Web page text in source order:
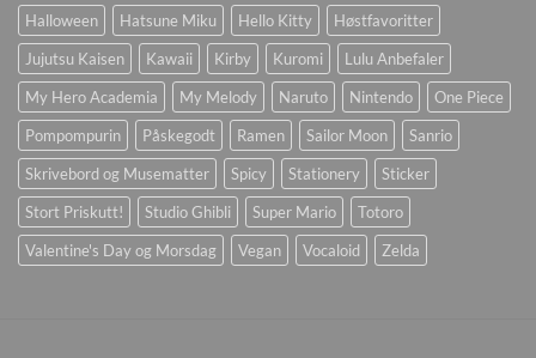
Halloween
Hatsune Miku Hello Kitty
Høstfavoritter
Jujutsu Kaisen
Kawaii Kirby Kuromi
Lulu Anbefaler
My Hero Academia
My Melody Naruto Nintendo
One Piece
Pompompurin
Påskegodt Ramen Sailor Moon
Sanrio
Skrivebord og Musematter
Spicy Stationery
Sticker
Stort Priskutt!
Studio Ghibli Super Mario
Totoro
Valentine's Day og Morsdag
Vegan Vocaloid Zelda